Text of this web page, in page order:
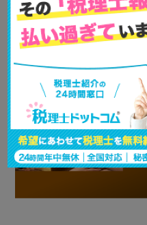
税理士法人YFPク